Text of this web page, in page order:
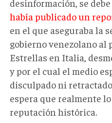
desinformación, se
había publicado un
en el que aseguraba la
gobierno venezolano
Estrellas en Italia,
y por el cual el medio
disculpado ni
espera que realmente
reputación histórica.